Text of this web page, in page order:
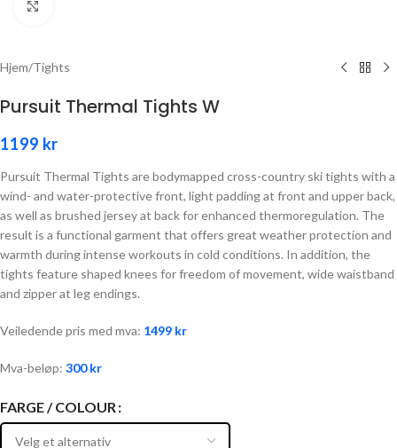
Hjem/Tights
Pursuit Thermal Tights W
1199 kr
Pursuit Thermal Tights are bodymapped cross-country ski tights with a
wind- and water-protective front, light padding at front and upper back,
as well as brushed jersey at back for enhanced thermoregulation. The
result is a functional garment that offers great weather protection and
warmth during intense workouts in cold conditions. In addition, the
tights feature shaped knees for freedom of movement, wide waistband
and zipper at leg endings.
Veiledende pris med mva: 1499 kr
Mva-beløp: 300kr
FARGE / COLOUR